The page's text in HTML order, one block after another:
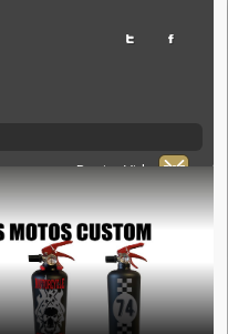
Panier Vide